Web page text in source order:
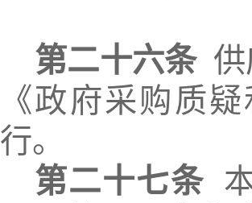
第二十六条
《政府采购质
行。
第二十七条